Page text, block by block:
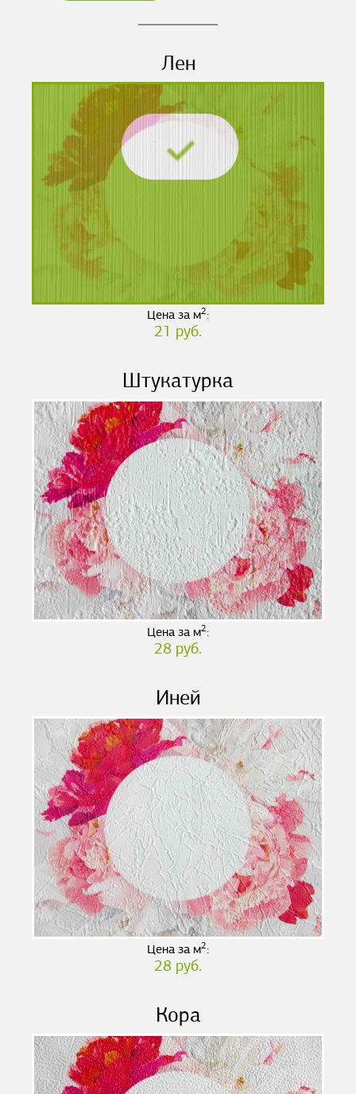
Лен
Цена за м2:
21 руб.
Штукатурка
Цена за м2:
28 руб.
Иней
Цена за м2:
28 руб.
Кора